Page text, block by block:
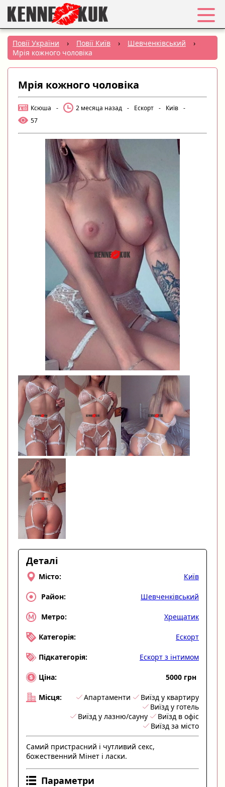
Обране
Вхід
Реєстрація
Міста:
РУС|
УКР
Створити оголошення
Повії України › Повії Київ › Шевченківський
›
Мрія кожного чоловіка
Мрія кожного чоловіка
Ксюша - 2 месяца назад - Ескорт - Київ -
57
Деталі
Місто: Київ
Район: Шевченківський
Метро: Хрещатик
Категорія: Ескорт
Підкатегорія: Ескорт з інтимом
Ціна: 5000 грн
Місця: Апартаменти
Виїзд у квартиру
Виїзд у готель
Виїзд у лазню/сауну
Виїзд в офіс
Виїзд за місто
Самий пристрасний і чутливий секс,
божественний Мінет і ласки.
Параметри